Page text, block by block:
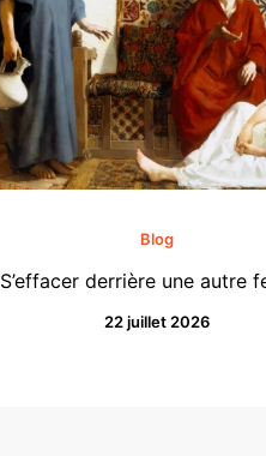
Blog
S’effacer derrière une autre
22 juillet 2026